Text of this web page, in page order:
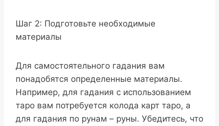
Шаг 2: Подготовьте необходимые
материалы
Для самостоятельного гадания вам
понадобятся определенные материалы.
Например, для гадания с использованием
таро вам потребуется колода карт таро, а
для гадания по рунам – руны. Убедитесь, что